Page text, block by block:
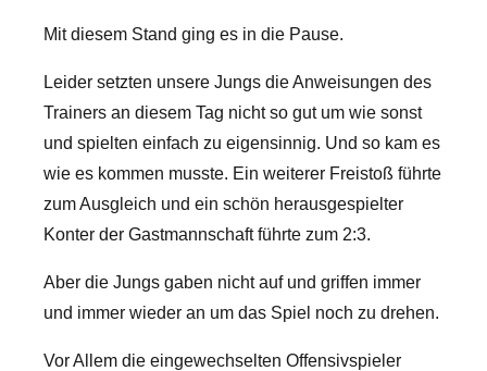
Mit diesem Stand ging es in die Pause.
Leider setzten unsere Jungs die Anweisungen des
Trainers an diesem Tag nicht so gut um wie sonst
und spielten einfach zu eigensinnig. Und so kam es
wie es kommen musste. Ein weiterer Freistoß führte
zum Ausgleich und ein schön herausgespielter
Konter der Gastmannschaft führte zum 2:3.
Aber die Jungs gaben nicht auf und griffen immer
und immer wieder an um das Spiel noch zu drehen.
Vor Allem die eingewechselten Offensivspieler